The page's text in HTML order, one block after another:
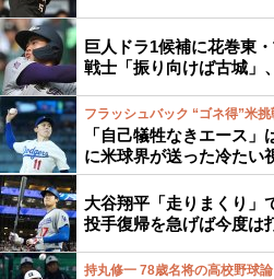
巨人ドラ1候補に花巻東
戦士「振り向けば古城」
フラッシュバック “ゴネ得”米
「自己犠牲なきエース
に米球界が送った冷たい
大谷翔平「走りまくり
投手復帰を急げば今度は
持丸修一 78歳名将の高校野球論